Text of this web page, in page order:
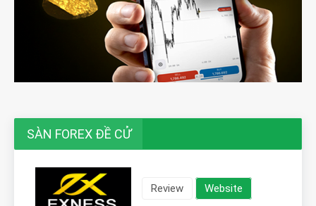
SÀN FOREX ĐỀ CỬ
Review Website